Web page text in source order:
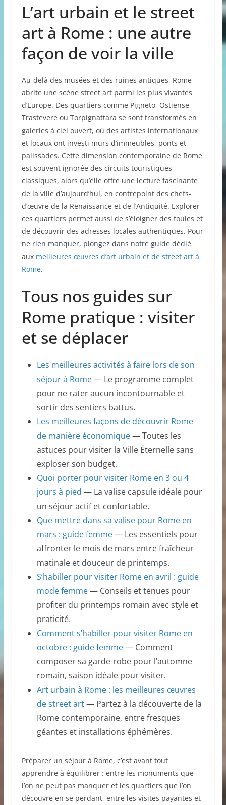
L’art urbain et le street
art à Rome : une autre
façon de voir la ville
Au-delà des musées et des ruines antiques, Rome
abrite une scène street art parmi les plus vivantes
d’Europe. Des quartiers comme Pigneto, Ostiense,
Trastevere ou Torpignattara se sont transformés en
galeries à ciel ouvert, où des artistes internationaux
et locaux ont investi murs d’immeubles, ponts et
palissades. Cette dimension contemporaine de Rome
est souvent ignorée des circuits touristiques
classiques, alors qu’elle offre une lecture fascinante
de la ville d’aujourd’hui, en contrepoint des chefs-
d’œuvre de la Renaissance et de l’Antiquité. Explorer
ces quartiers permet aussi de s’éloigner des foules et
de découvrir des adresses locales authentiques. Pour
ne rien manquer, plongez dans notre guide dédié
aux meilleures œuvres d’art urbain et de street art à
Rome.
Tous nos guides sur
Rome pratique : visiter
et se déplacer
Les meilleures activités à faire lors de son
séjour à Rome— Le programme complet
pour ne rater aucun incontournable et
sortir des sentiers battus.
Les meilleures façons de découvrir Rome
de manière économique— Toutes les
astuces pour visiter la Ville Éternelle sans
exploser son budget.
Quoi porter pour visiter Rome en 3 ou 4
jours à pied — La valise capsule idéale pour
un séjour actif et confortable.
Que mettre dans sa valise pour Rome en
mars : guide femme— Les essentiels pour
affronter le mois de mars entre fraîcheur
matinale et douceur de printemps.
S’habiller pour visiter Rome en avril : guide
mode femme— Conseils et tenues pour
profiter du printemps romain avec style et
praticité.
Comment s’habiller pour visiter Rome en
octobre : guide femme— Comment
composer sa garde-robe pour l’automne
romain, saison idéale pour visiter.
Art urbain à Rome : les meilleures œuvres
de street art— Partez à la découverte de la
Rome contemporaine, entre fresques
géantes et installations éphémères.
Préparer un séjour à Rome, c’est avant tout
apprendre à équilibrer : entre les monuments que
l’on ne peut pas manquer et les quartiers que l’on
découvre en se perdant, entre les visites payantes et